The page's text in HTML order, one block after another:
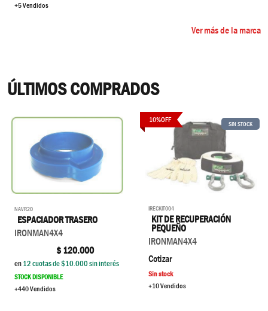
+5 Vendidos
Ver más de la marca
ÚLTIMOS COMPRADOS
NAVR20
ESPACIADOR TRASERO
IRONMAN4X4
$120.000
en12cuotas de $10.000sin interés
STOCK DISPONIBLE
+440 Vendidos
10%OFF SIN STOCK
IRECKIT004
KIT DE RECUPERACIÓN
PEQUEÑO
IRONMAN4X4
Cotizar
Sin stock
+10 Vendidos